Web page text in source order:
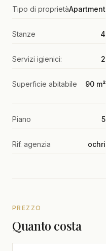
Tipo di proprietàApartment
Stanze 4
Servizi igienici: 2
Superficie abitabile 90 m²
Piano 5
Rif. agenzia ochri
PREZZO
Quanto costa